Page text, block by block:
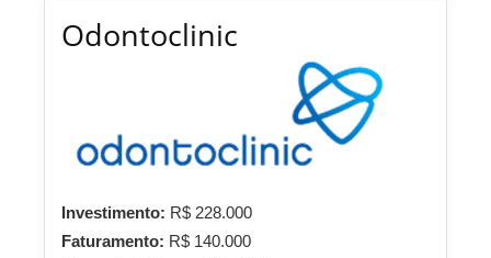
Odontoclinic
Investimento: R$ 228.000
Faturamento: R$ 140.000